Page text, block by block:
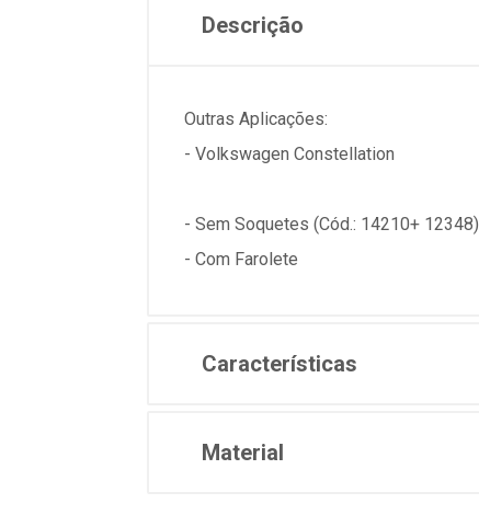
Descrição
Outras Aplicações:
- Volkswagen Constellation
- Sem Soquetes (Cód.: 14210+ 12348)
- Com Farolete
Características
Material